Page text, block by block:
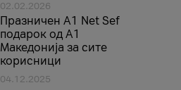
02.02.2026
Празничен A1 Net Sеf
подарок од А1
Македонија за сите
корисници
04.12.2025